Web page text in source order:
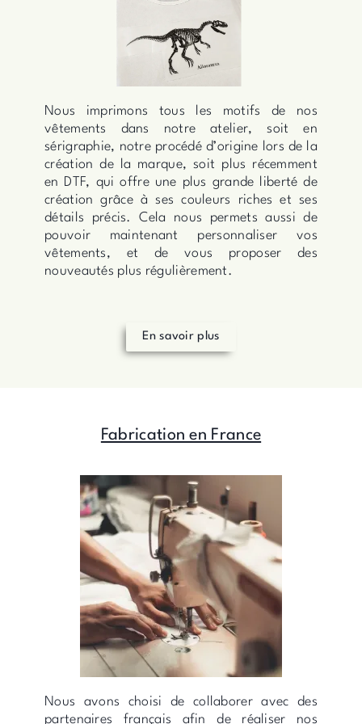
Nous imprimons tous les motifs de nos
vêtements dans notre atelier, soit en
sérigraphie, notre procédé d’origine lors de la
création de la marque, soit plus récemment
en DTF, qui offre une plus grande liberté de
création grâce à ses couleurs riches et ses
détails précis. Cela nous permets aussi de
pouvoir maintenant personnaliser vos
vêtements, et de vous proposer des
nouveautés plus régulièrement.
En savoir plus
Fabrication en France
Nous avons choisi de collaborer avec des
partenaires français afin de réaliser nos